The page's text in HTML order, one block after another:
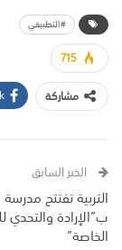
#التطبيقي
715
مشاركة
الخبر السابق
التربية تفتتح
ب”الإرادة والتحدي
الخاصة”